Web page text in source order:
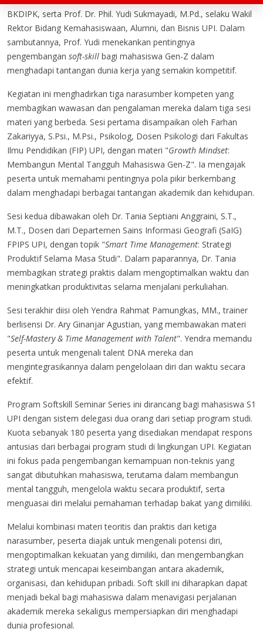
BKDIPK, serta Prof. Dr. Phil. Yudi Sukmayadi, M.Pd., selaku Wakil
Rektor Bidang Kemahasiswaan, Alumni, dan Bisnis UPI. Dalam
sambutannya, Prof. Yudi menekankan pentingnya
pengembangan soft-skill bagi mahasiswa Gen-Z dalam
menghadapi tantangan dunia kerja yang semakin kompetitif.
Kegiatan ini menghadirkan tiga narasumber kompeten yang
membagikan wawasan dan pengalaman mereka dalam tiga sesi
materi yang berbeda. Sesi pertama disampaikan oleh Farhan
Zakariyya, S.Psi., M.Psi., Psikolog, Dosen Psikologi dari Fakultas
Ilmu Pendidikan (FIP) UPI, dengan materi "Growth Mindset:
Membangun Mental Tangguh Mahasiswa Gen-Z". Ia mengajak
peserta untuk memahami pentingnya pola pikir berkembang
dalam menghadapi berbagai tantangan akademik dan kehidupan.
Sesi kedua dibawakan oleh Dr. Tania Septiani Anggraini, S.T.,
M.T., Dosen dari Departemen Sains Informasi Geografi (SaIG)
FPIPS UPI, dengan topik "Smart Time Management: Strategi
Produktif Selama Masa Studi". Dalam paparannya, Dr. Tania
membagikan strategi praktis dalam mengoptimalkan waktu dan
meningkatkan produktivitas selama menjalani perkuliahan.
Sesi terakhir diisi oleh Yendra Rahmat Pamungkas, MM., trainer
berlisensi Dr. Ary Ginanjar Agustian, yang membawakan materi
"Self-Mastery & Time Management with Talent". Yendra memandu
peserta untuk mengenali talent DNA mereka dan
mengintegrasikannya dalam pengelolaan diri dan waktu secara
efektif.
Program Softskill Seminar Series ini dirancang bagi mahasiswa S1
UPI dengan sistem delegasi dua orang dari setiap program studi.
Kuota sebanyak 180 peserta yang disediakan mendapat respons
antusias dari berbagai program studi di lingkungan UPI. Kegiatan
ini fokus pada pengembangan kemampuan non-teknis yang
sangat dibutuhkan mahasiswa, terutama dalam membangun
mental tangguh, mengelola waktu secara produktif, serta
menguasai diri melalui pemahaman terhadap bakat yang dimiliki.
Melalui kombinasi materi teoritis dan praktis dari ketiga
narasumber, peserta diajak untuk mengenali potensi diri,
mengoptimalkan kekuatan yang dimiliki, dan mengembangkan
strategi untuk mencapai keseimbangan antara akademik,
organisasi, dan kehidupan pribadi. Soft skill ini diharapkan dapat
menjadi bekal bagi mahasiswa dalam menavigasi perjalanan
akademik mereka sekaligus mempersiapkan diri menghadapi
dunia profesional.